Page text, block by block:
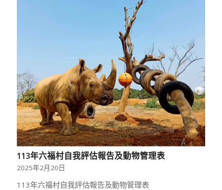
113年六福村自我評估報告及動物管理表
2025年2月20日
113年六福村自我評估報告及動物管理表